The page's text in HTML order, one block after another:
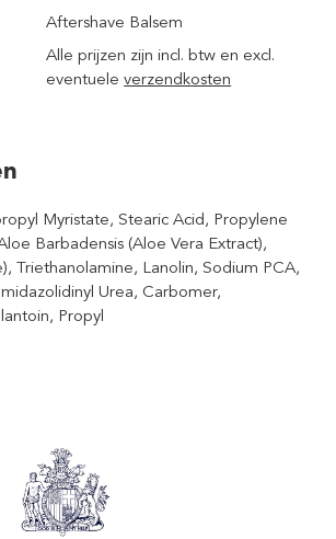
Aftershave Balsem
Alle prijzen zijn incl. btw en excl.
eventueleverzendkosten
Myristate, Stearic Acid, Propylene
Barbadensis (Aloe Vera Extract),
Triethanolamine, Lanolin, Sodium PCA,
Urea, Carbomer,
Propyl